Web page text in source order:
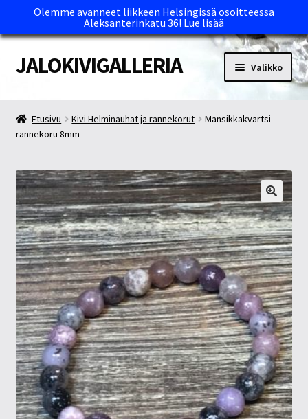
Olemme avanneet liikkeen Helsingissä osoitteessa
Aleksanterinkatu 36! Lue lisää
Siirry
navigointiin
Siirry
sisältöön
JALOKIVIGALLERIA Valikko
Kassa
Maksutavat ja Tärkeää tietää
Myymälät
Oma tili
Ostoskori
Tietosuojaseloste
Tuotteet
Yritysinfo
Etusivu Kivi Helminauhat ja rannekorut
Mansikkakvartsi
rannekoru 8mm